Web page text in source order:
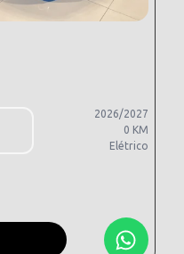
2026/2027
0 KM
Elétrico